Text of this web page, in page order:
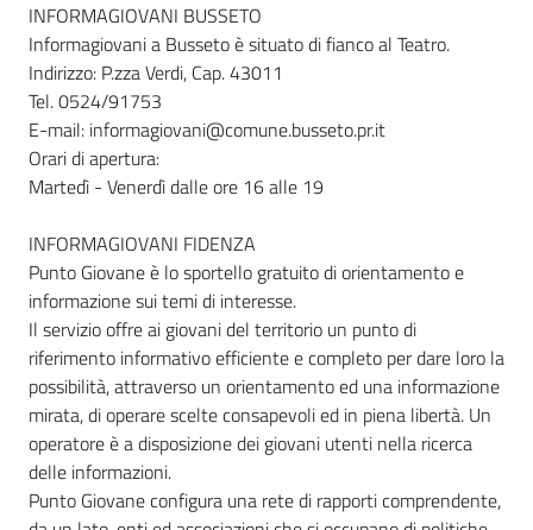
INFORMAGIOVANI BUSSETO
Informagiovani a Busseto è situato di fianco al Teatro.
Indirizzo: P.zza Verdi, Cap. 43011
Tel. 0524/91753
E-mail: informagiovani@comune.busseto.pr.it
Orari di apertura:
Martedì - Venerdì dalle ore 16 alle 19
INFORMAGIOVANI FIDENZA
Punto Giovane è lo sportello gratuito di orientamento e
informazione sui temi di interesse.
Il servizio offre ai giovani del territorio un punto di
riferimento informativo efficiente e completo per dare loro la
possibilità, attraverso un orientamento ed una informazione
mirata, di operare scelte consapevoli ed in piena libertà. Un
operatore è a disposizione dei giovani utenti nella ricerca
delle informazioni.
Punto Giovane configura una rete di rapporti comprendente,